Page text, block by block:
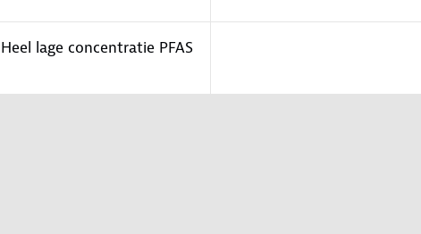
Heel lage concentratie PFAS